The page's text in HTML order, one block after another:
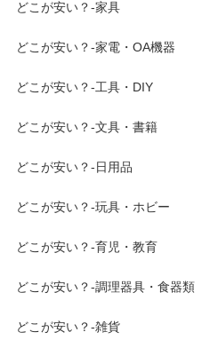
どこが安い？-家具
どこが安い？-家電・OA機器
どこが安い？-工具・DIY
どこが安い？-文具・書籍
どこが安い？-日用品
どこが安い？-玩具・ホビー
どこが安い？-育児・教育
どこが安い？-調理器具・食器類
どこが安い？-雑貨